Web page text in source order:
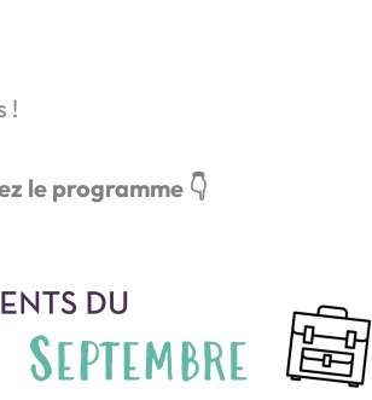
!
le programme 👇